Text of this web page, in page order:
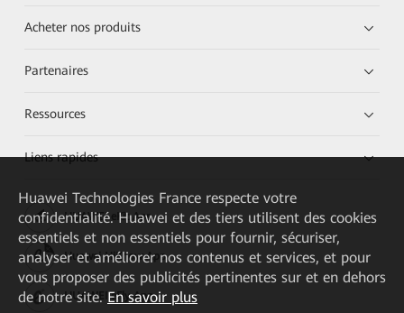
Acheter nos produits
Partenaires
Ressources
Liens rapides
HUAWEI eKit App
Huawei HiKnow App
HUAWEI eFly App
Huawei Technologies France respecte votre
confidentialité. Huawei et des tiers utilisent des cookies
essentiels et non essentiels pour fournir, sécuriser,
analyser et améliorer nos contenus et services, et pour
vous proposer des publicités pertinentes sur et en dehors
de notre site. En savoir plus